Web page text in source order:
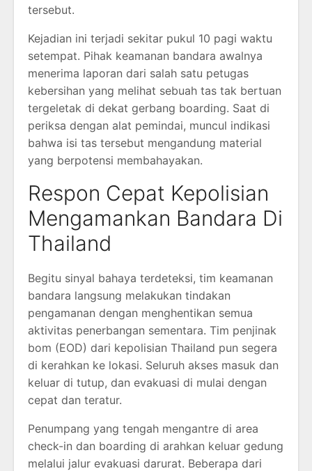
tersebut.
Kejadian ini terjadi sekitar pukul 10 pagi waktu
setempat. Pihak keamanan bandara awalnya
menerima laporan dari salah satu petugas
kebersihan yang melihat sebuah tas tak bertuan
tergeletak di dekat gerbang boarding. Saat di
periksa dengan alat pemindai, muncul indikasi
bahwa isi tas tersebut mengandung material
yang berpotensi membahayakan.
Respon Cepat Kepolisian
Mengamankan Bandara Di
Thailand
Begitu sinyal bahaya terdeteksi, tim keamanan
bandara langsung melakukan tindakan
pengamanan dengan menghentikan semua
aktivitas penerbangan sementara. Tim penjinak
bom (EOD) dari kepolisian Thailand pun segera
di kerahkan ke lokasi. Seluruh akses masuk dan
keluar di tutup, dan evakuasi di mulai dengan
cepat dan teratur.
Penumpang yang tengah mengantre di area
check-in dan boarding di arahkan keluar gedung
melalui jalur evakuasi darurat. Beberapa dari